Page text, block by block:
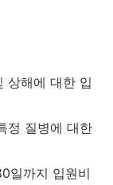
상해에 대한 입
정 질병에 대한
일까지 입원비